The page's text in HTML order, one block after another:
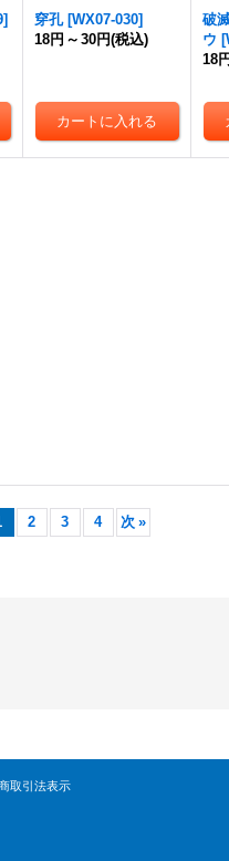
]
穿孔 [WX07-030]
18円 ～ 30円(税込)
破
ウ [
18円
2 3 4 次 »
取引法表示